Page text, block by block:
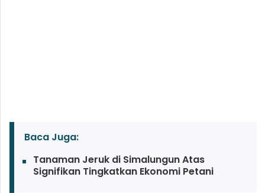
Baca Juga:
Tanaman Jeruk di Simalungun Atas
Signifikan Tingkatkan Ekonomi Petani